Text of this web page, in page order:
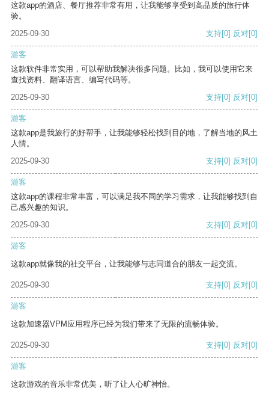
这款app的酒店、餐厅推荐非常有用，让我能够享受到高品质的旅行体
验。
2025-09-30
支持[0] 反对[0]
游客
这款软件非常实用，可以帮助我解决很多问题。比如，我可以使用它来
查找资料、翻译语言、编写代码等。
2025-09-30
支持[0] 反对[0]
游客
这款app是我旅行的好帮手，让我能够轻松找到目的地，了解当地的风土
人情。
2025-09-30
支持[0] 反对[0]
游客
这款app的课程非常丰富，可以满足我不同的学习需求，让我能够找到自
己感兴趣的知识。
2025-09-30
支持[0] 反对[0]
游客
这款app就像我的社交平台，让我能够与志同道合的朋友一起交流。
2025-09-30 支持[0] 反对[0]
游客
这款加速器VPM应用程序已经为我们带来了无限的流畅体验。
2025-09-30 支持[0] 反对[0]
游客
这款游戏的音乐非常优美，听了让人心旷神怡。